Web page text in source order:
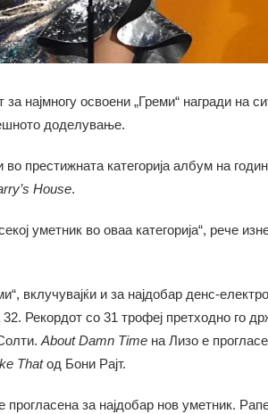
за најмногу освоени „Греми“ награди на
доделување.
престижната категорија албум на
Housе.
уметник во оваа категорија“, рече
вклучувајќи и за најдобар денс-
Рекордот со 31 трофеј претходно го
About Damn Timeна Лизо е
Thatод Бони Рајт.
прогласена за најдобар нов уметник.